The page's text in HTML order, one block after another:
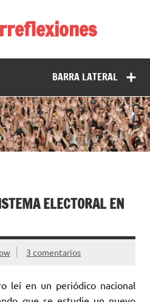
BARRA LATERAL
ELECTORAL EN
3 comentarios
leí en un periódico nacional